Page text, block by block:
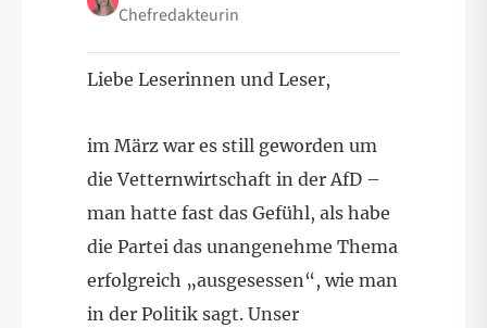
Chefredakteurin
Liebe Leserinnen und Leser,
im März war es still geworden um
die Vetternwirtschaft in der AfD –
man hatte fast das Gefühl, als habe
die Partei das unangenehme Thema
erfolgreich „ausgesessen“, wie man
in der Politik sagt. Unser